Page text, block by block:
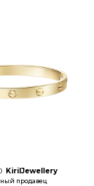
KirilJewellery
продавец